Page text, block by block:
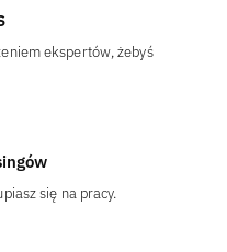
ekspertów, żebyś
się na pracy.